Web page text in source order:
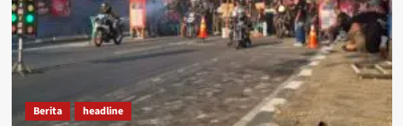
Berita headline